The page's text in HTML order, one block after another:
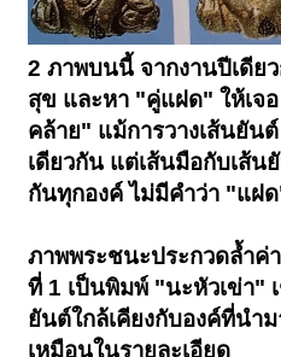
2 ภาพบนนี้ จากงานปีเดีย
สุข และหา "คู่แฝด" ให้เจ
คล้าย" แม้การวางเส้นยัน
เดียวกัน แต่เส้นมือกับเส้น
กันทุกองค์ ไม่มีคำว่า "แฝ
ภาพพระชนะประกวดล้ำค่
ที่ 1 เป็นพิมพ์ "นะหัวเข่า"
ยันต์ใกล้เคียงกับองค์ที่นำ
เหมือนในรายละเอียด